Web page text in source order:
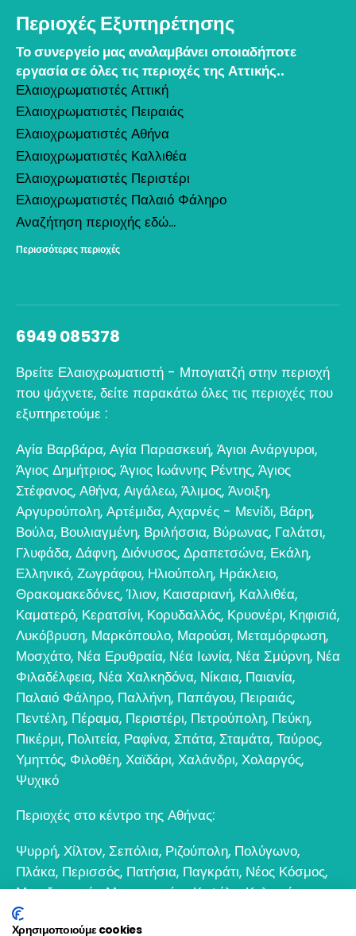
Περιοχές Εξυπηρέτησης
Το συνεργείο μας αναλαμβάνει οποιαδήποτε
εργασία σε όλες τις περιοχές της Αττικής..
Ελαιοχρωματιστές Αττική
Ελαιοχρωματιστές Πειραιάς
Ελαιοχρωματιστές Αθήνα
Ελαιοχρωματιστές Καλλιθέα
Ελαιοχρωματιστές Περιστέρι
Ελαιοχρωματιστές Παλαιό Φάληρο
Αναζήτηση περιοχής εδώ...
Περισσότερες περιοχές
6949 085378
Βρείτε Ελαιοχρωματιστή - Μπογιατζή στην περιοχή
που ψάχνετε, δείτε παρακάτω όλες τις περιοχές που
εξυπηρετούμε :
Αγία Βαρβάρα, Αγία Παρασκευή, Άγιοι Ανάργυροι,
Άγιος Δημήτριος, Άγιος Ιωάννης Ρέντης, Άγιος
Στέφανος, Αθήνα, Αιγάλεω, Άλιμος, Άνοιξη,
Αργυρούπολη, Αρτέμιδα, Αχαρνές - Μενίδι, Βάρη,
Βούλα, Βουλιαγμένη, Βριλήσσια, Βύρωνας, Γαλάτσι,
Γλυφάδα, Δάφνη, Διόνυσος, Δραπετσώνα, Εκάλη,
Ελληνικό, Ζωγράφου, Ηλιούπολη, Ηράκλειο,
Θρακομακεδόνες,Ίλιον, Καισαριανή, Καλλιθέα,
Καματερό, Κερατσίνι, Κορυδαλλός, Κρυονέρι, Κηφισιά,
Λυκόβρυση, Μαρκόπουλο, Μαρούσι, Μεταμόρφωση,
Μοσχάτο, Νέα Ερυθραία, Νέα Ιωνία, Νέα Σμύρνη, Νέα
Φιλαδέλφεια, Νέα Χαλκηδόνα, Νίκαια, Παιανία,
Παλαιό Φάληρο, Παλλήνη, Παπάγου, Πειραιάς,
Πεντέλη, Πέραμα, Περιστέρι, Πετρούπολη, Πεύκη,
Πικέρμι, Πολιτεία, Ραφίνα, Σπάτα, Σταμάτα, Ταύρος,
Υμηττός, Φιλοθέη, Χαϊδάρι, Χαλάνδρι, Χολαργός,
Ψυχικό
Περιοχές στο κέντρο της Αθήνας:
Ψυρρή, Χίλτον, Σεπόλια, Ριζούπολη, Πολύγωνο,
Πλάκα, Περισσός, Πατήσια, Παγκράτι, Νέος Κόσμος,
Μεταξουργείο,Μοναστηράκι,Κυψέλη,Κολωνός,
Κολωνάκι
Χρησιμοποιούμε cookies